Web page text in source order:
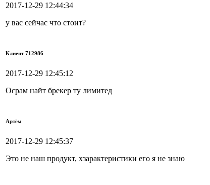
2017-12-29 12:44:34
у вас сейчас что стоит?
Клиент 712986
2017-12-29 12:45:12
Осрам найт брекер ту лимитед
Артём
2017-12-29 12:45:37
Это не наш продукт, хзарактеристики его я не знаю